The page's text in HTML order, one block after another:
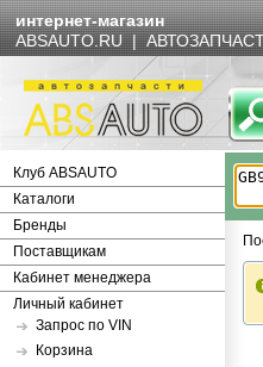
интернет-магазин
ABSAUTO.RU |
Клуб ABSAUTO
Каталоги
Бренды
Поставщикам
Кабинет менеджера
Личный кабинет
Запрос по VIN
Корзина